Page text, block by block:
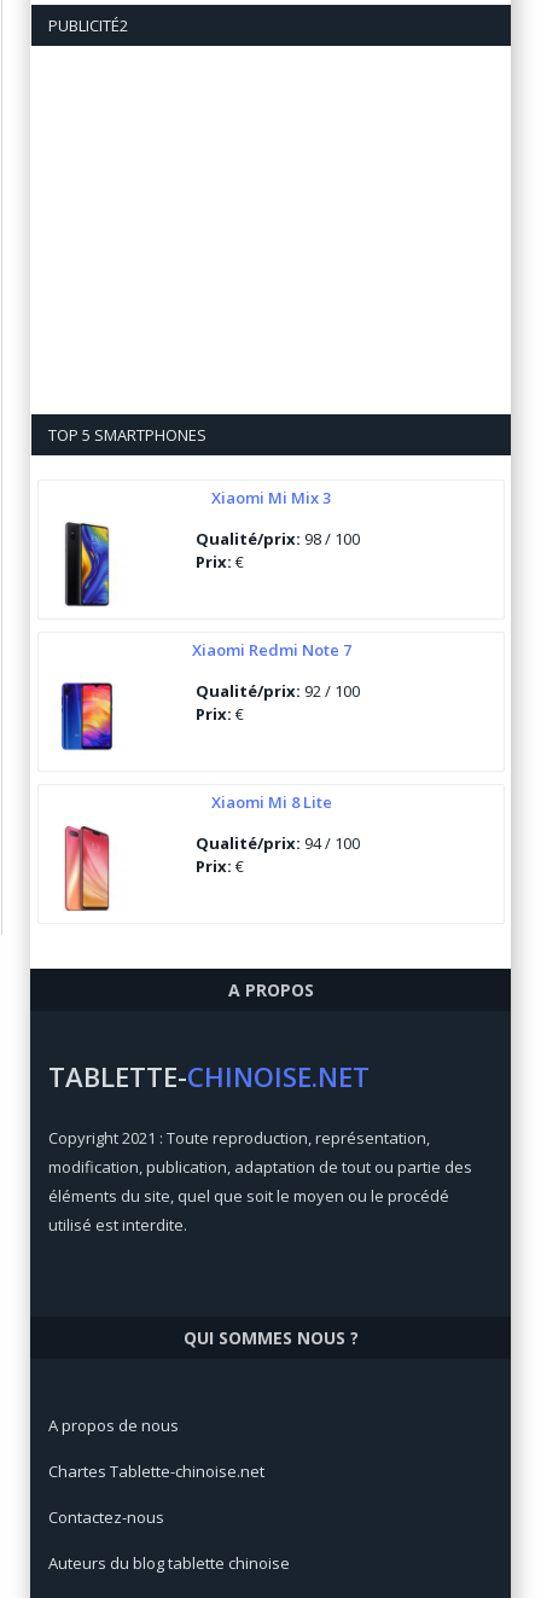
PUBLICITÉ2
TOP 5 SMARTPHONES
Xiaomi Mi Mix 3
Qualité/prix: 98 / 100
Prix: €
Xiaomi Redmi Note 7
Qualité/prix: 92 / 100
Prix: €
Xiaomi Mi 8 Lite
Qualité/prix: 94 / 100
Prix: €
Qualité/prix:84 / 100
Qualité/prix:92 / 100
Prix: €
A PROPOS
TABLETTE-CHINOISE.NET
Copyright 2021 : Toute reproduction, représentation,
modification, publication, adaptation de tout ou partie des
éléments du site, quel que soit le moyen ou le procédé
utilisé est interdite.
QUI SOMMES NOUS ?
A propos de nous
Chartes Tablette-chinoise.net
Contactez-nous
Auteurs du blog tablette chinoise